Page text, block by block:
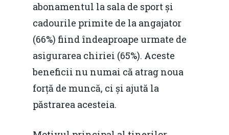
abonamentul la sala de sport și
cadourile primite de la angajator
(66%) fiind îndeaproape urmate de
asigurarea chiriei (65%). Aceste
beneficii nu numai că atrag noua
forță de muncă, ci și ajută la
păstrarea acesteia.